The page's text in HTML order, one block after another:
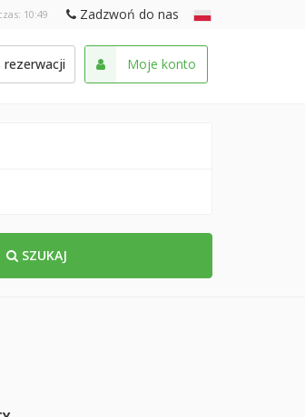
10:49 Zadzwoń do nas
rezerwacji Moje konto
SZUKAJ